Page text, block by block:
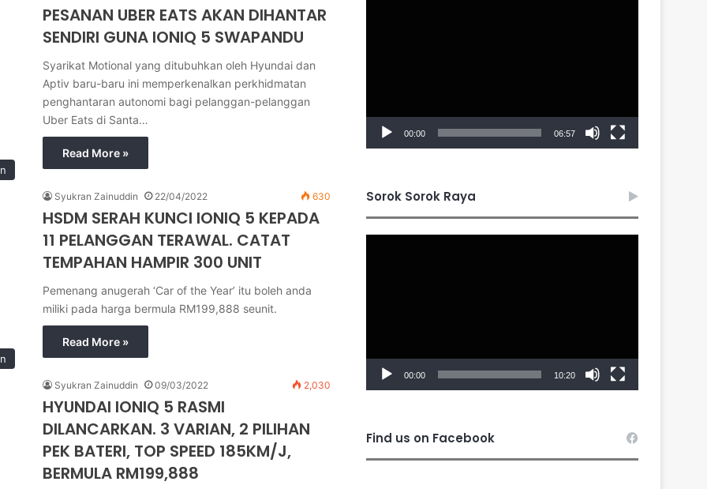
PESANAN UBER EATS AKAN DIHANTAR
SENDIRI GUNA IONIQ 5 SWAPANDU
Syarikat Motional yang ditubuhkan oleh Hyundai dan
Aptiv baru-baru ini memperkenalkan perkhidmatan
penghantaran autonomi bagi pelanggan-pelanggan
Uber Eats di Santa…
Read More »
Syukran Zainuddin 22/04/2022 630
HSDM SERAH KUNCI IONIQ 5 KEPADA
11 PELANGGAN TERAWAL. CATAT
TEMPAHAN HAMPIR 300 UNIT
Pemenang anugerah ‘Car of the Year’ itu boleh anda
miliki pada harga bermula RM199,888 seunit.
Read More »
Syukran Zainuddin 09/03/2022 2,030
HYUNDAI IONIQ 5 RASMI
DILANCARKAN. 3 VARIAN, 2 PILIHAN
PEK BATERI, TOP SPEED 185KM/J,
BERMULA RM199,888
00:00 06:57
Sorok Sorok Raya
00:00 10:20
Find us on Facebook